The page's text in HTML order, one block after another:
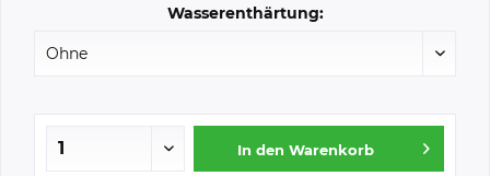
Wasserenthärtung:
In den Warenkorb